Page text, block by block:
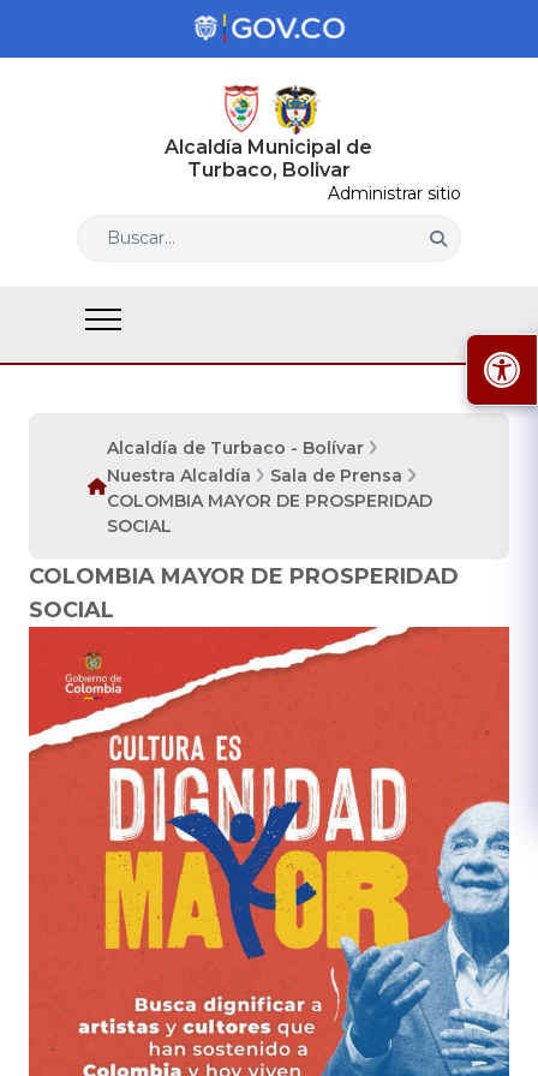
Alcaldía Municipal de
Turbaco, Bolivar
Administrar sitio
Buscar...
Alcaldía de Turbaco - Bolívar
Nuestra Alcaldía
Sala de Prensa
COLOMBIA MAYOR DE PROSPERIDAD
SOCIAL
COLOMBIA MAYOR DE PROSPERIDAD
SOCIAL